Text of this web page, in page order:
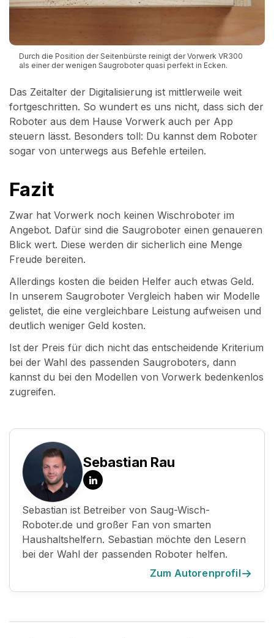
Durch die Position der Seitenbürste reinigt der Vorwerk VR300
als einer der wenigen Saugroboter quasi perfekt in Ecken.
Das Zeitalter der Digitalisierung ist mittlerweile weit
fortgeschritten. So wundert es uns nicht, dass sich der
Roboter aus dem Hause Vorwerk auch per App
steuern lässt. Besonders toll: Du kannst dem Roboter
sogar von unterwegs aus Befehle erteilen.
Fazit
Zwar hat Vorwerk noch keinen Wischroboter im
Angebot. Dafür sind die Saugroboter einen genaueren
Blick wert. Diese werden dir sicherlich eine Menge
Freude bereiten.
Allerdings kosten die beiden Helfer auch etwas Geld.
In unserem Saugroboter Vergleich haben wir Modelle
gelistet, die eine vergleichbare Leistung aufweisen und
deutlich weniger Geld kosten.
Ist der Preis für dich nicht das entscheidende Kriterium
bei der Wahl des passenden Saugroboters, dann
kannst du bei den Modellen von Vorwerk bedenkenlos
zugreifen.
Sebastian Rau
LinkedIn
Sebastian ist Betreiber von Saug-Wisch-
Roboter.de und großer Fan von smarten
Haushaltshelfern. Sebastian möchte den Lesern
bei der Wahl der passenden Roboter helfen.
Zum Autorenprofil